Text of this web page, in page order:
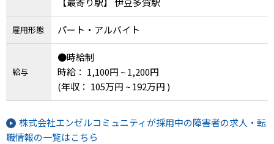
雇用形態 パート・アルバイト
給与
●時給制
時給： 1,100円 ~ 1,200円
(年収： 105万円 ~ 192万円 )
株式会社エンゼルコミュニティが採用中の障害者の求人・転
職情報の一覧はこちら
IT・Web制作スキルを身につける就労移行支援サービス
ソーシャルファームサービス
しいたけ生産で実現する
新しい障害者雇用支援サービス